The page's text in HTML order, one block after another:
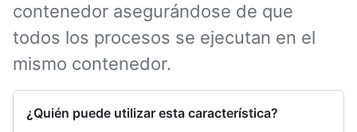
contenedor asegurándose de que
todos los procesos se ejecutan en el
mismo contenedor.
¿Quién puede utilizar esta característica?